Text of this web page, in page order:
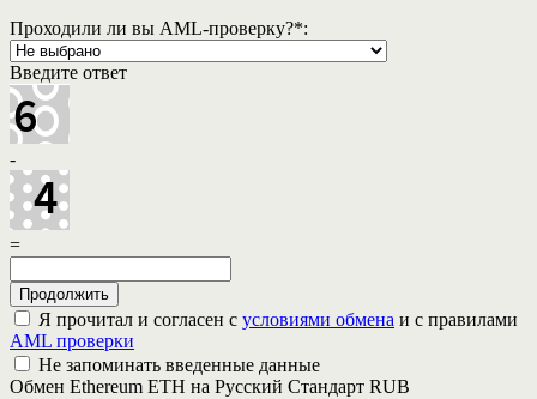
Проходили ли вы AML-проверку?*:
Введите ответ
-
=
Я прочитал и согласен с условиями обмена и с правилами
AML проверки
Не запоминать введенные данные
Обмен Ethereum ETH на Русский Стандарт RUB